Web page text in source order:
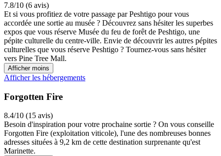
7.8/10 (6 avis)
Et si vous profitiez de votre passage par Peshtigo pour vous
accordée une sortie au musée ? Découvrez sans hésiter les superbes
expos que vous réserve Musée du feu de forêt de Peshtigo, une
pépite culturelle du centre-ville. Envie de découvrir les autres pépites
culturelles que vous réserve Peshtigo ? Tournez-vous sans hésiter
vers Pine Tree Mall.
Afficher moins
Afficher les hébergements
Forgotten Fire
8.4/10 (15 avis)
Besoin d'inspiration pour votre prochaine sortie ? On vous conseille
Forgotten Fire (exploitation viticole), l'une des nombreuses bonnes
adresses situées à 9,2 km de cette destination surprenante qu'est
Marinette.